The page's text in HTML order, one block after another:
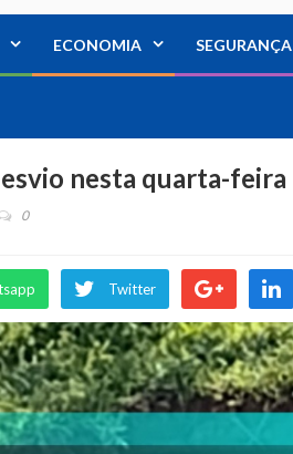
ECONOMIA SEGURANÇA
nesta quarta-feira
0
Twitter